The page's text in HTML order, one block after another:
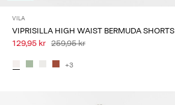
VILA
VIPRISILLA HIGH WAIST BERMUDA SHORTS
129,95 kr 259,95 kr
+3